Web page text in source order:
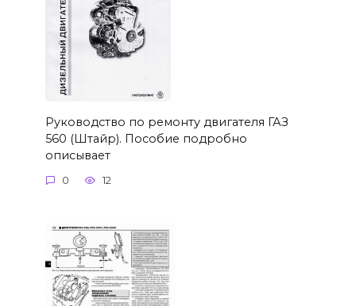
Руководство по ремонту двигателя ГАЗ
560 (Штайр). Пособие подробно
описывает
0 12